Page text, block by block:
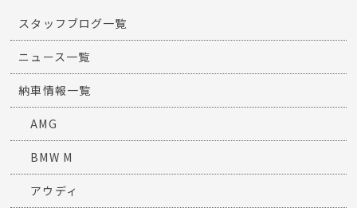
スタッフブログ一覧
ニュース一覧
納車情報一覧
AMG
BMW M
アウディ